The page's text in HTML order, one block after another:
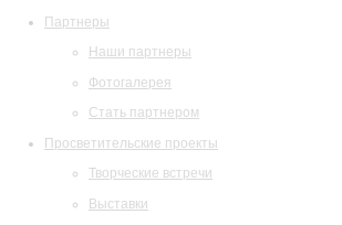
Партнеры
Наши партнеры
Фотогалерея
Стать партнером
Просветительские проекты
Творческие встречи
Выставки